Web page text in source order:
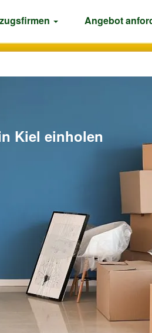
Angebot
Kiel einholen